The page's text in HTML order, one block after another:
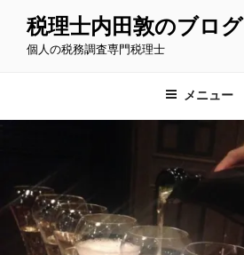
プ
税理士内田敦のブログ
個人の税務調査専門税理士
メニュー